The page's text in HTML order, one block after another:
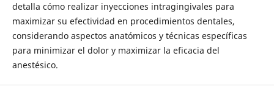
detalla cómo realizar inyecciones intragingivales para
maximizar su efectividad en procedimientos dentales,
considerando aspectos anatómicos y técnicas específicas
para minimizar el dolor y maximizar la eficacia del
anestésico.